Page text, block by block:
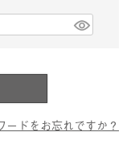
ードをお忘れですか？